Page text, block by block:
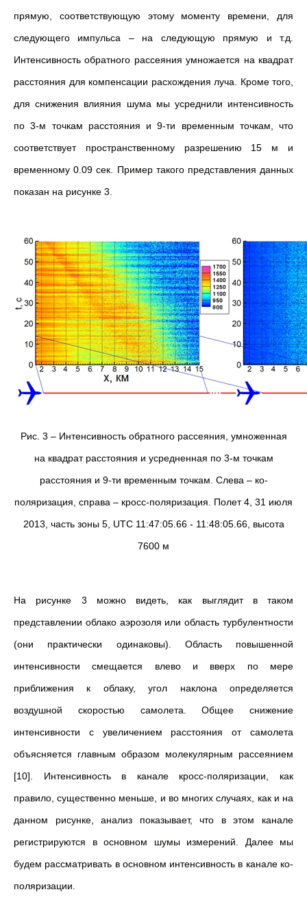
прямую, соответствующую этому моменту времени, для
следующего импульса – на следующую прямую и т.д.
Интенсивность обратного рассеяния умножается на квадрат
расстояния для компенсации расхождения луча. Кроме того,
для снижения влияния шума мы усреднили интенсивность
по 3-м точкам расстояния и 9-ти временным точкам, что
соответствует пространственному разрешению 15 м и
временному 0.09 сек. Пример такого представления данных
показан на рисунке 3.
Рис. 3 – Интенсивность обратного рассеяния, умноженная
на квадрат расстояния и усредненная по 3-м точкам
расстояния и 9-ти временным точкам. Слева – ко-
поляризация, справа – кросс-поляризация. Полет 4, 31 июля
2013, часть зоны 5, UTC 11:47:05.66 - 11:48:05.66, высота
7600 м
На рисунке 3 можно видеть, как выглядит в таком
представлении облако аэрозоля или область турбулентности
(они практически одинаковы). Область повышенной
интенсивности смещается влево и вверх по мере
приближения к облаку, угол наклона определяется
воздушной скоростью самолета. Общее снижение
интенсивности с увеличением расстояния от самолета
объясняется главным образом молекулярным рассеянием
[10]. Интенсивность в канале кросс-поляризации, как
правило, существенно меньше, и во многих случаях, как и на
данном рисунке, анализ показывает, что в этом канале
регистрируются в основном шумы измерений. Далее мы
будем рассматривать в основном интенсивность в канале ко-
поляризации.